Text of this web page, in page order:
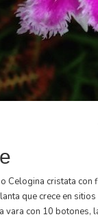
Celogina cristata
que crece en
vara con 10 botones,